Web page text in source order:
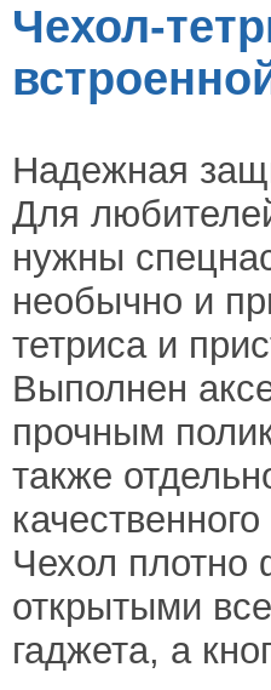
Чехол-
Надежная
Для
нужны
необычно и
тетриса и
Выполнен
прочным
также
Чехол плотно
открытыми
гаджета, а